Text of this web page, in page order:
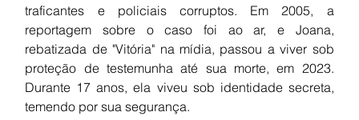
traficantes e policiais corruptos. Em 2005, a
reportagem sobre o caso foi ao ar, e Joana,
rebatizada de "Vitória" na mídia, passou a viver sob
proteção de testemunha até sua morte, em 2023.
Durante 17 anos, ela viveu sob identidade secreta,
temendo por sua segurança.